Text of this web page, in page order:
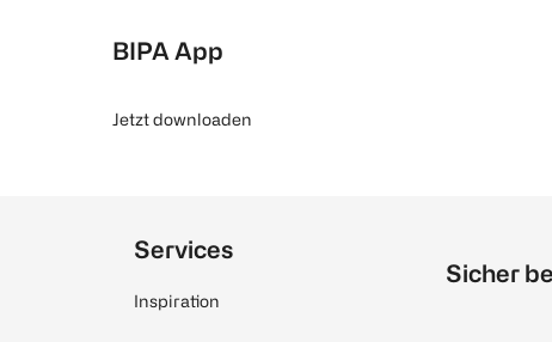
BIPA App
Jetzt downloaden
Services
Inspiration
Sicher